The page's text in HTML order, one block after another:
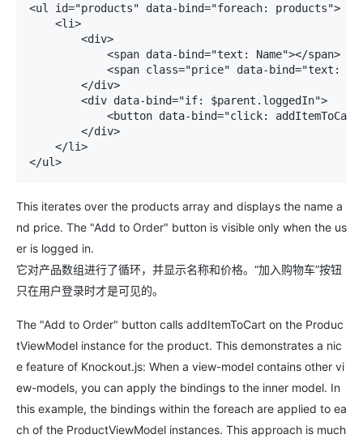
<ul id="products" data-bind="foreach: products">
    <li>
        <div>
            <span data-bind="text: Name"></span>
<span class="price" data-bind="text:
        </div>
        <div data-bind="if: $parent.loggedIn">
<button data-bind="click:
        </div>
    </li>
</ul>
This iterates over the products array and displays the name a
nd price. The "Add to Order" button is visible only when the us
er is logged in.
它对产品数组进行了循环，并显示名称和价格。“加入购物车”按钮
只在用户登录时才是可见的。
The "Add to Order" button calls addItemToCart on the Produc
tViewModel instance for the product. This demonstrates a nic
e feature of Knockout.js: When a view-model contains other vi
ew-models, you can apply the bindings to the inner model. In
this example, the bindings within the foreach are applied to ea
ch of the ProductViewModel instances. This approach is much